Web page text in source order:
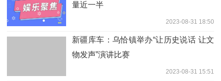
量近一半
2023-08-31 18:50
新疆库车：乌恰镇举办“让历史说话 让文
物发声”演讲比赛
2023-08-31 15:51